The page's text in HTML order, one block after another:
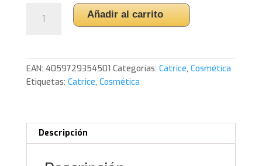
Powder
Cejas
Resistente
CATRICE
cantidad
Añadir al carrito
EAN: 4059729354501 Categorías: Catrice, Cosmética
Etiquetas: Catrice, Cosmética
Descripción